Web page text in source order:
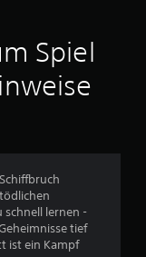
Spiel
schnell lernen -
tief
ist ein Kampf